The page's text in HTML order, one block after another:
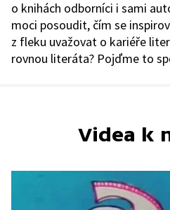
o knihách odborníci i sami
moci posoudit, čím se
z fleku uvažovat o kariéře
rovnou literáta? Pojďme to
Videa k